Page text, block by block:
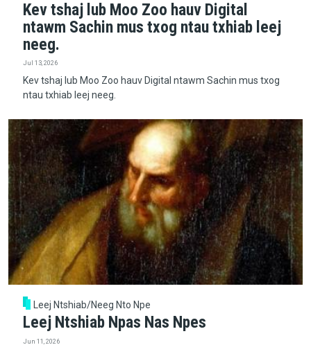
Kev tshaj lub Moo Zoo hauv Digital
ntawm Sachin mus txog ntau txhiab leej
neeg.
Jul 13, 2026
Kev tshaj lub Moo Zoo hauv Digital ntawm Sachin mus txog
ntau txhiab leej neeg.
Leej Ntshiab/Neeg Nto Npe
Leej Ntshiab Npas Nas Npes
Jun 11, 2026